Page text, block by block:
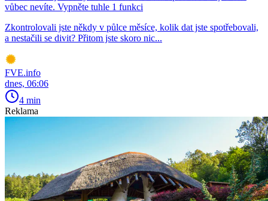
vůbec nevíte. Vypněte tuhle 1 funkci
Zkontrolovali jste někdy v půlce měsíce, kolik dat jste spotřebovali,
a nestačili se divit? Přitom jste skoro nic...
FVE.info
dnes, 06:06
4 min
Reklama